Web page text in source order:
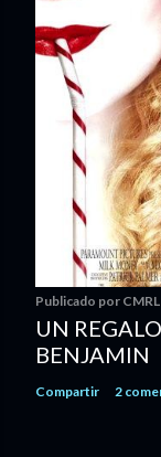
Publicado por CMRL
UN
BENJAMIN
Compartir 2